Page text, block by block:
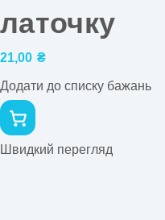
латочку
21,00 ₴
Додати до списку бажань
Швидкий перегляд